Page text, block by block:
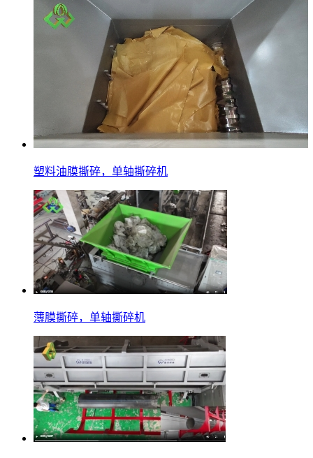
塑料油膜撕碎，单轴撕碎机
薄膜撕碎，单轴撕碎机